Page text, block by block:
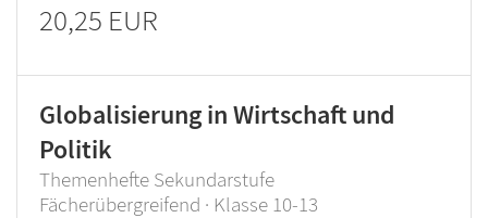
20,25 EUR
Globalisierung in Wirtschaft und
Politik
Themenhefte Sekundarstufe
Fächerübergreifend · Klasse 10-13